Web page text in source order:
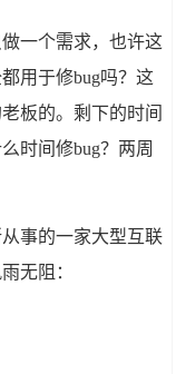
一个需求，也许这
用于修bug吗？这
板的。剩下的时间
时间修bug？两周
事的一家大型互联
无阻：